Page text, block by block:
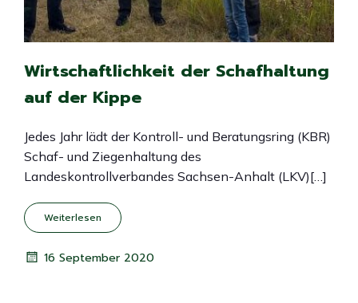
Wirtschaftlichkeit der Schafhaltung
auf der Kippe
Jedes Jahr lädt der Kontroll- und Beratungsring (KBR)
Schaf- und Ziegenhaltung des
Landeskontrollverbandes Sachsen-Anhalt (LKV)[…]
Weiterlesen
16 September 2020